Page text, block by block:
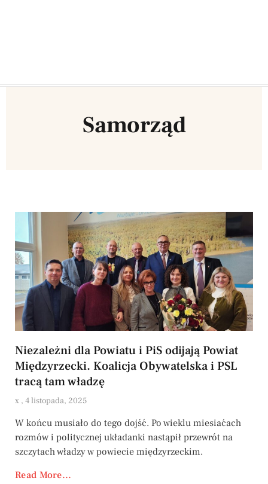
Samorząd
Niezależni dla Powiatu i PiS odijają Powiat
Międzyrzecki. Koalicja Obywatelska i PSL
tracą tam władzę
x 4 listopada, 2025
W końcu musiało do tego dojść. Po wieklu miesiaćach
rozmów i politycznej układanki nastąpił przewrót na
szczytach władzy w powiecie międzyrzeckim.
Read More...